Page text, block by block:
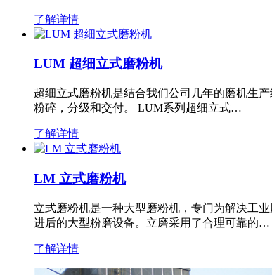
了解详情
LUM 超细立式磨粉机
超细立式磨粉机是结合我们公司几年的磨机生
粉碎，分级和交付。 LUM系列超细立式…
了解详情
LM 立式磨粉机
立式磨粉机是一种大型磨粉机，专门为解决工
进后的大型粉磨设备。立磨采用了合理可靠的…
了解详情